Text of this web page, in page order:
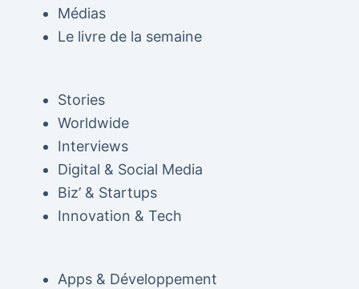
Médias
Le livre de la semaine
Stories
Worldwide
Interviews
Digital & Social Media
Biz’ & Startups
Innovation & Tech
Apps & Développement